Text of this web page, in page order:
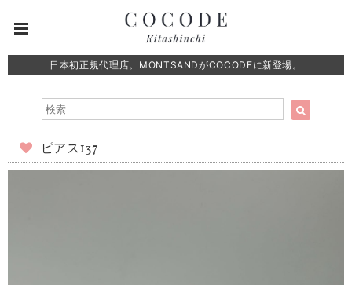
日本初正規代理店。MONTSANDがCOCODEに新登場。
ピアス137